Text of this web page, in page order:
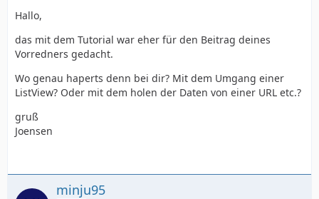
Hallo,
das mit dem Tutorial war eher für den Beitrag deines
Vorredners gedacht.
Wo genau haperts denn bei dir? Mit dem Umgang einer
ListView? Oder mit dem holen der Daten von einer URL etc.?
gruß
Joensen
minju95